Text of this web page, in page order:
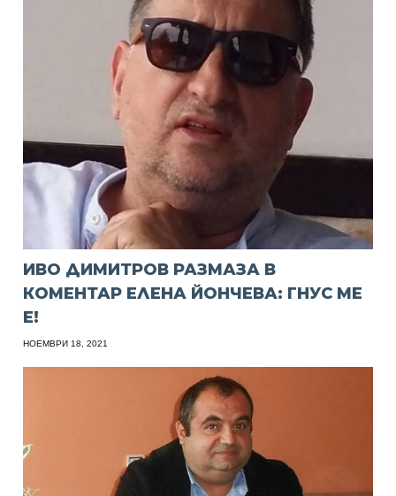
ИВО ДИМИТРОВ РАЗМАЗА В
КОМЕНТАР ЕЛЕНА ЙОНЧЕВА: ГНУС МЕ
Е!
НОЕМВРИ 18, 2021